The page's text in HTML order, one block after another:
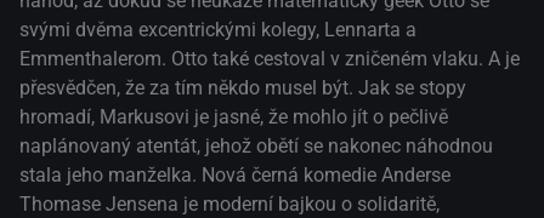
svými dvěma excentrickými kolegy, Lennarta a
Emmenthalerom. Otto také cestoval v zničeném vlaku. A je
přesvědčen, že za tím někdo musel být. Jak se stopy
hromadí, Markusovi je jasné, že mohlo jít o pečlivě
naplánovaný atentát, jehož obětí se nakonec náhodnou
stala jeho manželka. Nová černá komedie Anderse
Thomase Jensena je moderní bajkou o solidaritě,